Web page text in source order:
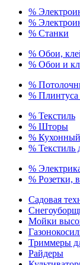
%
%
% Станки
% Обои,
% Обои и
%
%
% Текстиль
% Шторы
% Кухонный
% Текстиль
%
% Розетки,
Садовая
Мойки
Триммеры
Райдеры